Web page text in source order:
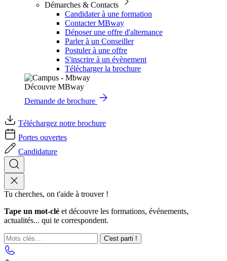
Démarches & Contacts
Candidater à une formation
Contacter MBway
Déposer une offre d'alternance
Parler à un Conseiller
Postuler à une offre
S'inscrire à un évènement
Télécharger la brochure
Découvre MBway
Demande de brochure
Téléchargez notre brochure
Portes ouvertes
Candidature
Tu cherches, on t'aide à trouver !
Tape un mot-clé et découvre les formations, événements,
actualités... qui te correspondent.
C'est parti !